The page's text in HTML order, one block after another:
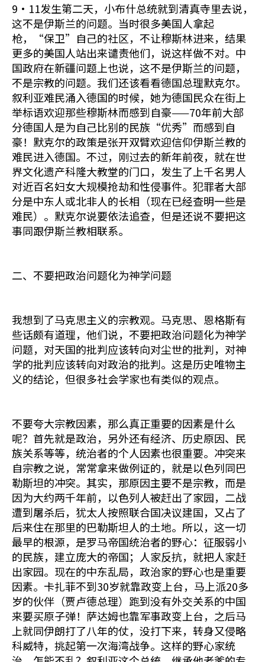
9·11发生第二天，小布什总统就到清真寺里去说，
这不是伊斯兰的问题。当时很多美国人拿起
枪，“保卫”自己的社区，不让穆斯林进来，结果
更多的美国人站出来谴责他们，说这样做不对。中
国政府在新疆问题上也说，这不是伊斯兰的问题，
不是宗教的问题。我们还该看看德国总理默克尔。
叙利亚难民涌入德国的时候，她为德国民众在街上
举标语欢迎那些穆斯林而感到自豪——70年前大部
分德国人是为自己比别的民族“优秀”而感到自
豪！默克尔的政策是张开双臂欢迎信仰伊斯兰教的
难民进入德国。不过，刚过去的新年前夜，就在世
界文化遗产科隆大教堂的门口，发生了上千名男人
对近百名妇女大规模抢劫和性侵事件。犯罪者大部
分是中东人或北非人的长相（现在已经查明一些是
难民）。默克尔说要依法追查，但是还说不要把这
事同跟伊斯兰教相联系。
二、不要把政治问题化为神学问题
我想到了马克思主义的宗教观。马克思、恩格斯有
些话颇有道理，他们说，不要把政治问题化为神学
问题，对天国的批判应该转向对尘世的批判，对神
学的批判应该转向对政治的批判。这是历史唯物主
义的结论，但很多社会学家也有类似的观点。
不要夸大宗教因素，那么真正重要的因素是什么
呢？首先就是政治，另外还有经济、历史原因、民
族关系等等，统治者的个人因素也很重要。冲突来
自宗教之说，常常拿来做例证的，就是以色列同巴
勒斯坦的冲突。其实，那原因主要不是宗教，而是
因为大约两千年前，以色列人被赶出了家园，二战
遭到屠杀后，犹太人按照联合国决议建国，又占了
后来住在那里的巴勒斯坦人的土地。所以，这一切
最早的根源，是罗马帝国统治者的野心：征服弱小
的民族，建立庞大的帝国；人家反抗，就把人家赶
出家园。现在的中东乱局，政治家的野心也是重要
因素。卡扎菲不到30岁就靠政变上台，马上派20多
岁的伙伴（贾卢德总理）跑到没有外交关系的中国
来要买原子弹！萨达姆也靠军事政变上台，之后马
上就同伊朗打了八年的仗，没打下来，转身又侵略
科威特，挑起第一次海湾战争。这样的野心家统